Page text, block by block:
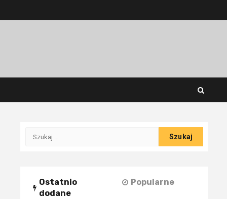
Szukaj:
Ostatnio
dodane
Popularne